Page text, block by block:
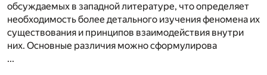
обсуждаемых в западной литературе, что определяет
необходимость более детального изучения феномена их
существования и принципов взаимодействия внутри
них. Основные различия можно сформулирова
...